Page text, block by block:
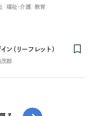
福祉・介護
教育
（リーフレット）
茂郡